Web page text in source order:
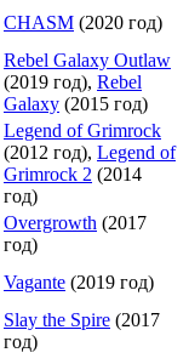
CHASM (2020 год)
Rebel Galaxy Outlaw
(2019 год), Rebel
Galaxy (2015 год)
Legend of Grimrock
(2012 год), Legend of
Grimrock 2 (2014
год)
Overgrowth (2017
год)
Vagante (2019 год)
Slay the Spire (2017
год)